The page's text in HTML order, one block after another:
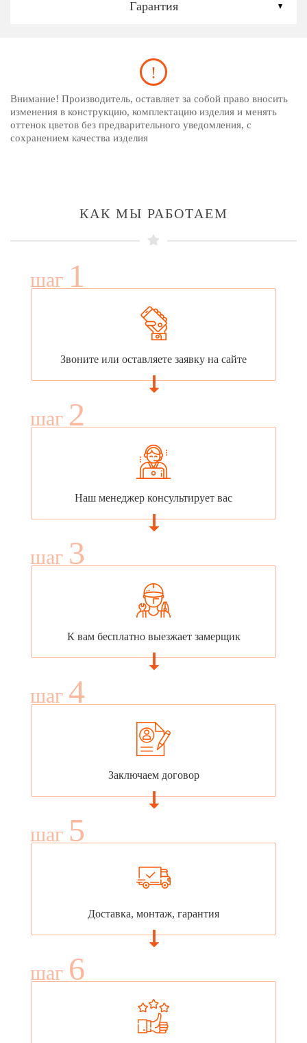
Гарантия
Внимание! Производитель, оставляет за собой право вносить
изменения в конструкцию, комплектацию изделия и менять
оттенок цветов без предварительного уведомления, с
сохранением качества изделия
КАК МЫ РАБОТАЕМ
шаг 1
Звоните или оставляете заявку на сайте
шаг 2
Наш менеджер консультирует вас
шаг 3
К вам бесплатно выезжает замерщик
шаг 4
Заключаем договор
шаг 5
Доставка, монтаж, гарантия
шаг 6